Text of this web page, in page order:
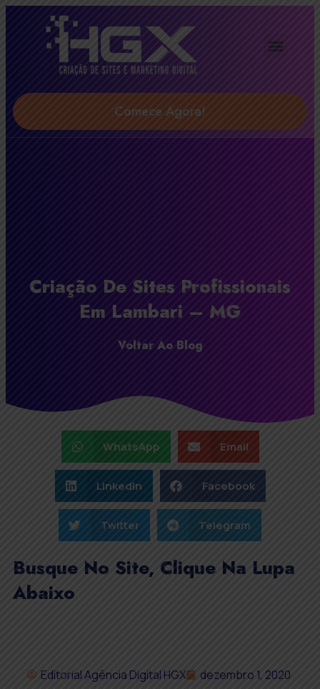
Comece Agora!
Criação De Sites Profissionais
Em Lambari – MG
Voltar Ao Blog
WhatsApp Email
LinkedIn Facebook
Twitter Telegram
Busque No Site, Clique Na Lupa
Abaixo
Editorial Agência Digital HGX
dezembro 1, 2020